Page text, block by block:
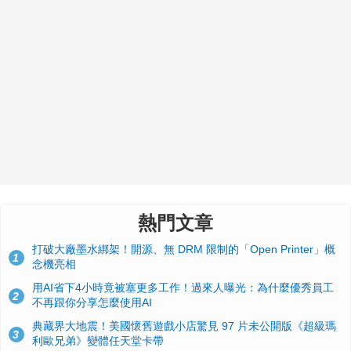
熱門文章
1
打破大廠墨水綁架！開源、無 DRM 限制的「Open Printer」概
念機亮相
2
用AI省下4小時竟被塞更多工作！過來人曝光：為什麼優秀員工
不再跟你分享怎麼使用AI
3
典藏界大地震！美國懷舊遊戲小店驚見 97 片未公開版《超級瑪
利歐兄弟》變體任天堂卡帶